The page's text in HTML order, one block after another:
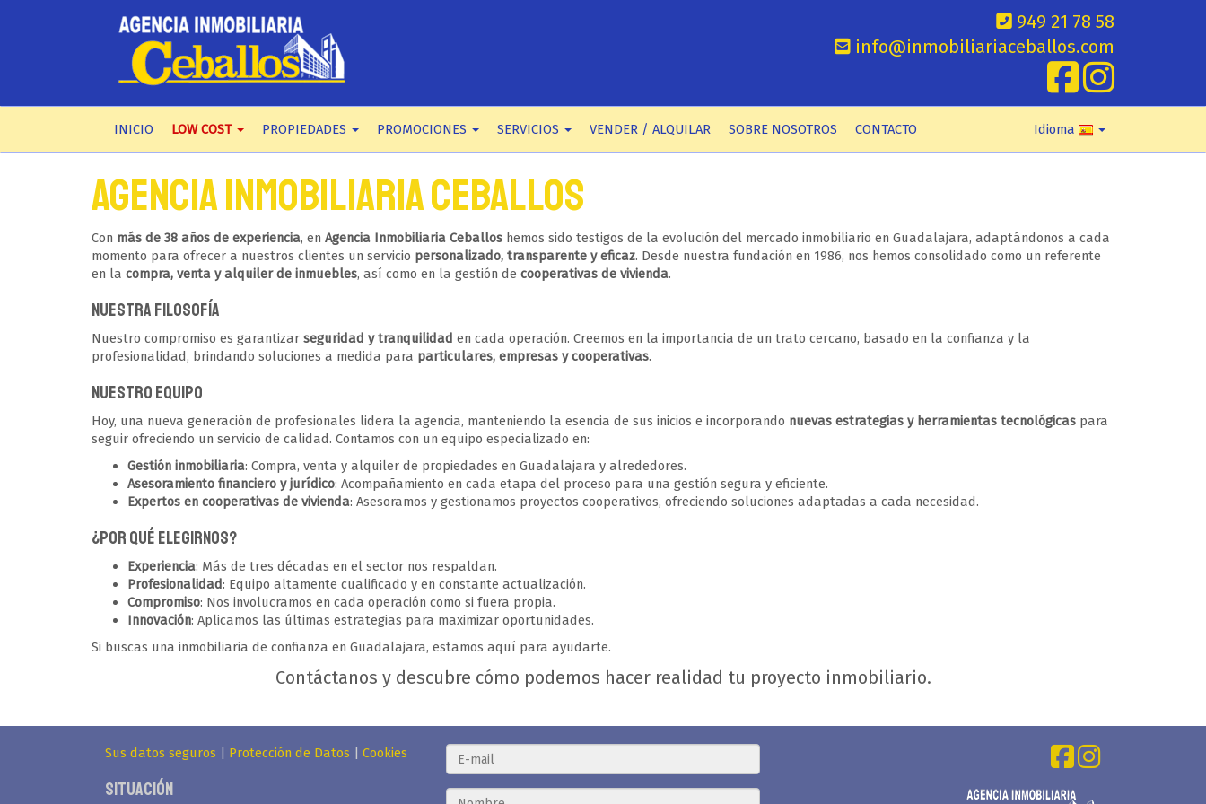
949 21 78 58
info@inmobiliariaceballos.com
INICIO LOW COST PROPIEDADES PROMOCIONES SERVICIOS VENDER / ALQUILAR SOBRE NOSOTROS CONTACTO Idioma
AGENCIA INMOBILIARIA CEBALLOS
Con más de 38 años de experiencia, en Agencia Inmobiliaria Ceballos hemos sido testigos de la evolución del mercado inmobiliario en Guadalajara, adaptándonos a cada
momento para ofrecer a nuestros clientes un servicio personalizado, transparente y eficaz. Desde nuestra fundación en 1986, nos hemos consolidado como un referente
en la compra, venta y alquiler de inmuebles, así como en la gestión de cooperativas de vivienda.
Nuestra Filosofía
Nuestro compromiso es garantizar seguridad y tranquilidad en cada operación. Creemos en la importancia de un trato cercano, basado en la confianza y la
profesionalidad, brindando soluciones a medida para particulares, empresas y cooperativas.
Nuestro Equipo
Hoy, una nueva generación de profesionales lidera la agencia, manteniendo la esencia de sus inicios e incorporando nuevas estrategias y herramientas tecnológicas para
seguir ofreciendo un servicio de calidad. Contamos con un equipo especializado en:
Gestión inmobiliaria: Compra, venta y alquiler de propiedades en Guadalajara y alrededores.
Asesoramiento financiero y jurídico: Acompañamiento en cada etapa del proceso para una gestión segura y eficiente.
Expertos en cooperativas de vivienda: Asesoramos y gestionamos proyectos cooperativos, ofreciendo soluciones adaptadas a cada necesidad.
¿Por qué elegirnos?
Experiencia: Más de tres décadas en el sector nos respaldan.
Profesionalidad: Equipo altamente cualificado y en constante actualización.
Compromiso: Nos involucramos en cada operación como si fuera propia.
Innovación: Aplicamos las últimas estrategias para maximizar oportunidades.
Si buscas una inmobiliaria de confianza en Guadalajara, estamos aquí para ayudarte.
Contáctanos y descubre cómo podemos hacer realidad tu proyecto inmobiliario.
Sus datos seguros | Protección de Datos | Cookies
Situación